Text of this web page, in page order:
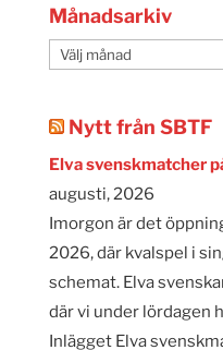
Månadsarkiv
Månadsarkiv
Nytt från SBTF
Elva svenskmatcher
augusti, 2026
Imorgon är det
2026, där kvalspel i
schemat. Elva
där vi under lördagen
Inlägget Elva